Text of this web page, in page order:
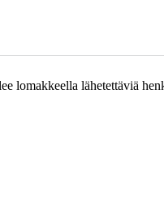
lomakkeella lähetettäviä